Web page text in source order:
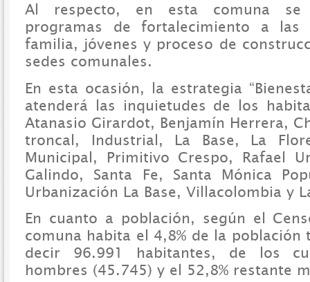
Al respecto, en esta comuna se
programas de fortalecimiento a las
familia, jóvenes y proceso de
sedes comunales.
En esta ocasión, la estrategia
atenderá las inquietudes de los
Atanasio Girardot, Benjamín Herrera,
troncal, Industrial, La Base, La
Municipal, Primitivo Crespo, Rafael
Galindo, Santa Fe, Santa Mónica
Urbanización La Base, Villacolombia y
En cuanto a población, según el
comuna habita el 4,8% de la
decir 96.991 habitantes, de los
hombres (45.745) y el 52,8% restante